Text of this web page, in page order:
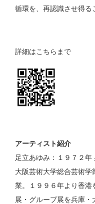
循環を、再認識させ得る
詳細はこちらまで
アーティスト紹介
足立あゆみ：１９７２年
大阪芸術大学総合芸術
業。１９９６年より香港
展・グループ展を兵庫・